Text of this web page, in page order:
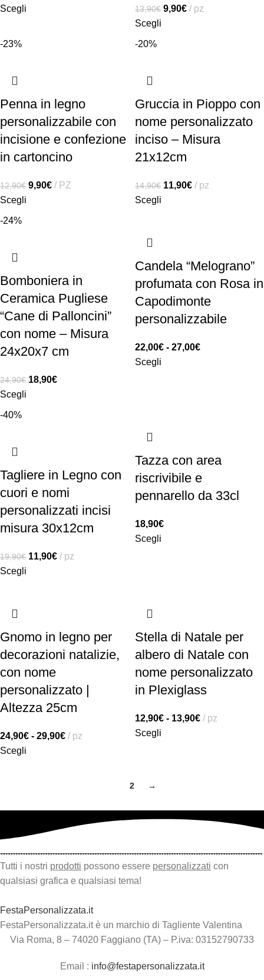
Scegli
13,90€ 9,90€
pz
Scegli
-23%
Penna in legno
personalizzabile con
incisione e confezione
in cartoncino
12,90€ 9,90€
PZ
Scegli
-20%
Gruccia in Pioppo con
nome personalizzato
inciso – Misura
21x12cm
14,90€ 11,90€
pz
Scegli
-24%
Bomboniera in
Ceramica Pugliese
“Cane di Palloncini”
con nome – Misura
24x20x7 cm
24,90€ 18,90€
Scegli
Candela “Melograno”
profumata con Rosa in
Capodimonte
personalizzabile
22,00€ - 27,00€
Scegli
-40%
Tagliere in Legno con
cuori e nomi
personalizzati incisi
misura 30x12cm
19,90€ 11,90€
pz
Scegli
Tazza con area
riscrivibile e
pennarello da 33cl
18,90€
Scegli
Gnomo in legno per
decorazioni natalizie,
con nome
personalizzato |
Altezza 25cm
24,90€ - 29,90€
pz
Scegli
Stella di Natale per
albero di Natale con
nome personalizzato
in Plexiglass
12,90€ - 13,90€
pz
Scegli
2 →
Tutti i nostri prodotti possono essere personalizzati con
qualsiasi grafica e qualsiasi tema!
FestaPersonalizzata.it
FestaPersonalizzata.it è un marchio di Tagliente Valentina
Via Roma, 8 – 74020 Faggiano (TA) – P.iva: 03152790733
Email : info@festapersonalizzata.it